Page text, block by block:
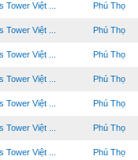
Việt ... Phú Thọ
Việt ... Phú Thọ
Việt ... Phú Thọ
Việt ... Phú Thọ
Việt ... Phú Thọ
Việt ... Phú Thọ
Việt ... Phú Thọ